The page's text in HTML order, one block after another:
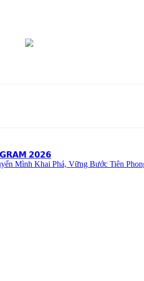
𝟮𝟬𝟮𝟲
Mình Khai Phá, Vững Bước Tiên